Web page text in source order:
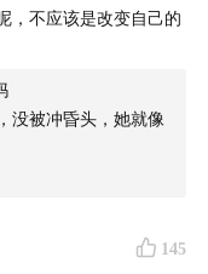
小酒馆故事会🍻
，不应该是改变自己的
没被冲昏头，她就像
145